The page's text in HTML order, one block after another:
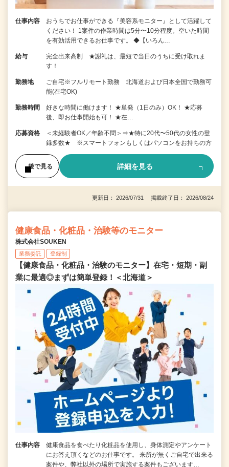
仕事内容
おうちでお仕事ができる『美容系モニター』として活躍して
ください！ 1案件の作業時間は5分〜10分程度。空いた時間
を有効活用できるお仕事です。 ◆【いろん…
給与
完全出来高制 ★謝礼は、最短で当日のうちに受け取れま
す！
勤務地
ご自宅※フルリモート勤務 北海道および日本全国で勤務可
能(在宅OK)
勤務時間
好きな時間に働けます！ ★単発（1日のみ）OK！ ★応募
後、即お仕事開始も可！ ★在…
応募資格
＜未経験者OK／年齢不問＞⇒★特に20代〜50代の女性の登
録多数★ ※スマートフォンもしくはパソコンをお持ちの方
後で見る 詳細を見る
更新日： 2026/07/31 掲載終了日： 2026/08/24
健康食品・化粧品・治験等のモニター
株式会社SOUKEN
業務委託 登録制
【健康食品・化粧品・治験のモニター】在宅・短期・副
業に最適◎まずは簡単登録！＜北海道＞
仕事内容
健康食品を食べたり化粧品を使用し、身体測定やアンケート
にお答え頂くなどのお仕事です。 来所が無くご自宅で出来る
案件や、弊社以外の場所で実施する案件もございます…